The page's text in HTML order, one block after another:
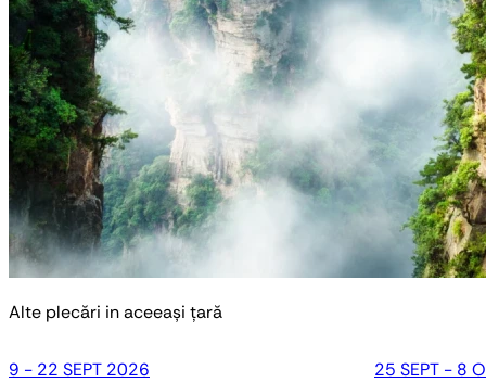
Alte plecări in aceeași țară
9 - 22 SEPT 2026
25 SEPT - 8